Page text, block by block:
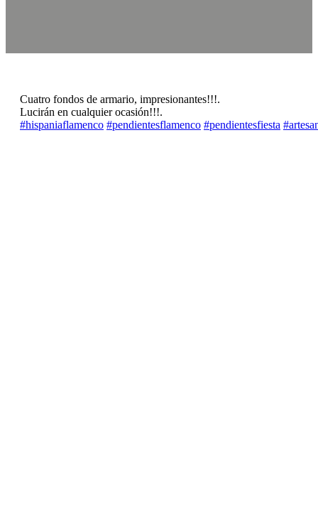
Cuatro fondos de armario, impresionantes!!!.
Lucirán en cualquier ocasión!!!.
‪#‎hispaniaflamenco‬ ‪#‎pendientesflamenco‬ ‪#‎pendientesfiesta‬ ‪#‎